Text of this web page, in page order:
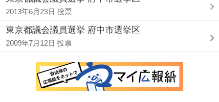
2013年6月23日 投票
東京都議会議員選挙 府中市選挙区
2009年7月12日 投票